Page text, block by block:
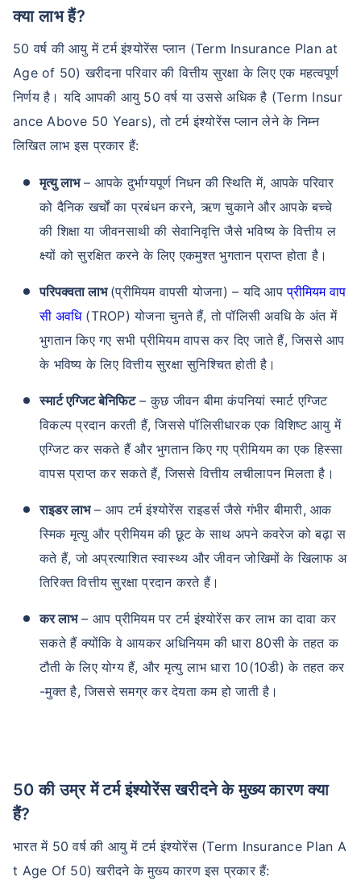
क्या लाभ हैं?
50 वर्ष की आयु में टर्म इंश्योरेंस प्लान (Term Insurance Plan at
Age of 50) खरीदना परिवार की वित्तीय सुरक्षा के लिए एक महत्वपूर्ण
निर्णय है। यदि आपकी आयु 50 वर्ष या उससे अधिक है (Term Insur
ance Above 50 Years), तो टर्म इंश्योरेंस प्लान लेने के निम्न
लिखित लाभ इस प्रकार हैं:
मृत्यु लाभ– आपके दुर्भाग्यपूर्ण निधन की स्थिति में, आपके परिवार
को दैनिक खर्चों का प्रबंधन करने, ऋण चुकाने और आपके बच्चे
की शिक्षा या जीवनसाथी की सेवानिवृत्ति जैसे भविष्य के वित्तीय ल
क्ष्यों को सुरक्षित करने के लिए एकमुश्त भुगतान प्राप्त होता है।
परिपक्वता लाभ (प्रीमियम वापसी योजना) – यदि आपप्रीमियम वाप
सी अवधि(TROP) योजना चुनते हैं, तो पॉलिसी अवधि के अंत में
भुगतान किए गए सभी प्रीमियम वापस कर दिए जाते हैं, जिससे आप
के भविष्य के लिए वित्तीय सुरक्षा सुनिश्चित होती है।
स्मार्ट एग्जिट बेनिफिट– कुछ जीवन बीमा कंपनियां स्मार्ट एग्जिट
विकल्प प्रदान करती हैं, जिससे पॉलिसीधारक एक विशिष्ट आयु में
एग्जिट कर सकते हैं और भुगतान किए गए प्रीमियम का एक हिस्सा
वापस प्राप्त कर सकते हैं, जिससे वित्तीय लचीलापन मिलता है।
राइडर लाभ– आप टर्म इंश्योरेंस राइडर्स जैसे गंभीर बीमारी, आक
स्मिक मृत्यु और प्रीमियम की छूट के साथ अपने कवरेज को बढ़ा स
कते हैं, जो अप्रत्याशित स्वास्थ्य और जीवन जोखिमों के खिलाफ अ
तिरिक्त वित्तीय सुरक्षा प्रदान करते हैं।
कर लाभ– आप प्रीमियम पर टर्म इंश्योरेंस कर लाभ का दावा कर
सकते हैं क्योंकि वे आयकर अधिनियम की धारा 80सी के तहत क
टौती के लिए योग्य हैं, और मृत्यु लाभ धारा 10(10डी) के तहत कर
-मुक्त है, जिससे समग्र कर देयता कम हो जाती है।
50 की उम्र में टर्म इंश्योरेंस खरीदने के मुख्य कारण क्या
हैं?
भारत में 50 वर्ष की आयु में टर्म इंश्योरेंस (Term Insurance Plan A
t Age Of 50) खरीदने के मुख्य कारण इस प्रकार हैं:
₹ 1,376/माह*
आपके परिवार की सुरक्षा बस एक कदम दूर है
*₹434 प्रति माह, 1 करोड़ के टर्म लाइफ इंश्योरेंस की शुरुआती कीमत है — एक गैर-धूम्रपान करने वाले व्यक्ति के लिए, जिसे
कोई पूर्व-मौजूदा बीमारी नहीं है, 36 वर्ष की आयु तक कवर। *₹630 प्रति माह, 1 करोड़ के टर्म लाइफ इंश्योरेंस की शुरुआती
कीमत है — एक गैर-धूम्रपान करने वाले व्यक्ति के लिए, जिसे कोई पूर्व-मौजूदा बीमारी नहीं है, 46 वर्ष की आयु तक कवर।
*₹1,376 प्रति माह, 1 करोड़ के टर्म लाइफ इंश्योरेंस की शुरुआती कीमत है — एक गैर-धूम्रपान करने वाले व्यक्ति के लिए, जिसे
कोई पूर्व-मौजूदा बीमारी नहीं है, 56 वर्ष की आयु तक कवर।